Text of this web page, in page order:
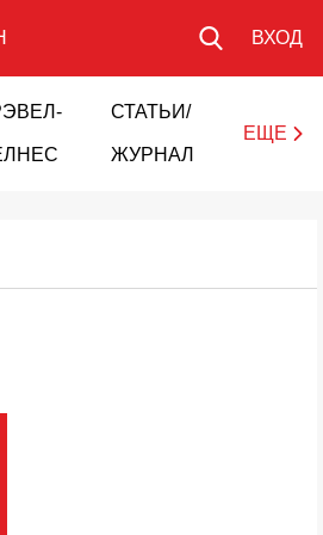
ВХОД
СТАТЬИ/
ЖУРНАЛ
ЕЩЕ